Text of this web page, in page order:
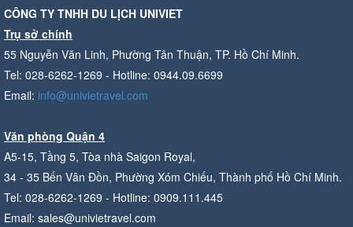
CÔNG TY TNHH DU LỊCH UNIVIET
Trụ sở chính
55 Nguyễn Văn Linh, Phường Tân Thuận, TP. Hồ Chí Minh.
Tel: 028-6262-1269 - Hotline: 0944.09.6699
Email: info@univietravel.com
Văn phòng Quận 4
A5-15, Tầng 5, Tòa nhà Saigon Royal,
34 - 35 Bến Vân Đồn, Phường Xóm Chiếu, Thành phố Hồ Chí Minh.
Tel: 028-6262-1269 - Hotline: 0909.111.445
Email: sales@univietravel.com